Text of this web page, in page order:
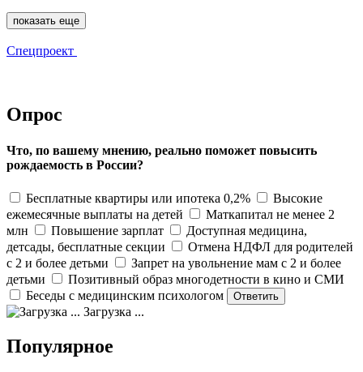
показать еще
Спецпроект
Опрос
Что, по вашему мнению, реально поможет повысить
рождаемость в России?
Бесплатные квартиры или ипотека 0,2%
Высокие
ежемесячные выплаты на детей
Маткапитал не менее 2
млн
Повышение зарплат
Доступная медицина,
детсады, бесплатные секции
Отмена НДФЛ для родителей
с 2 и более детьми
Запрет на увольнение мам с 2 и более
детьми
Позитивный образ многодетности в кино и СМИ
Беседы с медицинским психологом
Загрузка ...
Популярное